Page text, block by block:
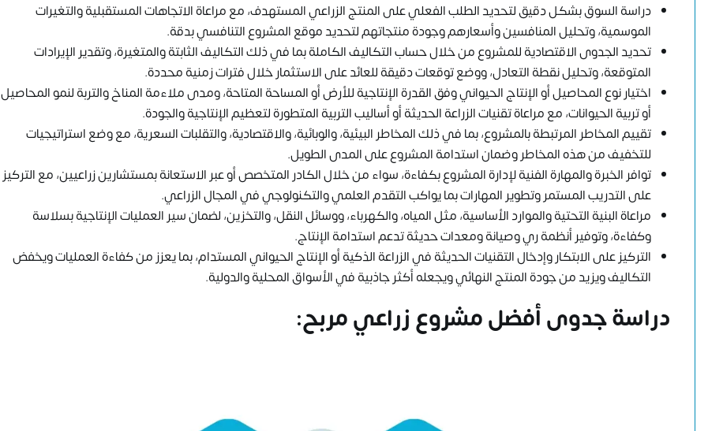
دراسة السوق بشكل دقيق لتحديد الطلب الفعلي على المنتج الزراعي المستهدف، مع مراعاة الاتجاهات المستقبلية والتغيرات
الموسمية، وتحليل المنافسين وأسعارهم وجودة منتجاتهم لتحديد موقع المشروع التنافسي بدقة.
تحديد الجدوى الاقتصادية للمشروع من خلال حساب التكاليف الكاملة بما في ذلك التكاليف الثابتة والمتغيرة، وتقدير الإيرادات
المتوقعة، وتحليل نقطة التعادل، ووضع توقعات دقيقة للعائد على الاستثمار خلال فترات زمنية محددة.
اختيار نوع المحاصيل أو الإنتاج الحيواني وفق القدرة الإنتاجية للأرض أو المساحة المتاحة، ومدى ملاءمة المناخ والتربة لنمو المحاصيل
أو تربية الحيوانات، مع مراعاة تقنيات الزراعة الحديثة أو أساليب التربية المتطورة لتعظيم الإنتاجية والجودة.
تقييم المخاطر المرتبطة بالمشروع، بما في ذلك المخاطر البيئية، والوبائية، والاقتصادية، والتقلبات السعرية، مع وضع استراتيجيات
للتخفيف من هذه المخاطر وضمان استدامة المشروع على المدى الطويل.
توافر الخبرة والمهارة الفنية لإدارة المشروع بكفاءة، سواء من خلال الكادر المتخصص أو عبر الاستعانة بمستشارين زراعيين، مع التركيز
على التدريب المستمر وتطوير المهارات بما يواكب التقدم العلمي والتكنولوجي في المجال الزراعي.
مراعاة البنية التحتية والموارد الأساسية، مثل المياه، والكهرباء، ووسائل النقل، والتخزين، لضمان سير العمليات الإنتاجية بسلاسة
وكفاءة، وتوفير أنظمة ري وصيانة ومعدات حديثة تدعم استدامة الإنتاج.
التركيز على الابتكار وإدخال التقنيات الحديثة في الزراعة الذكية أو الإنتاج الحيواني المستدام، بما يعزز من كفاءة العمليات ويخفض
التكاليف ويزيد من جودة المنتج النهائي ويجعله أكثر جاذبية في الأسواق المحلية والدولية.
دراسة جدوى أفضل مشروع زراعي مربح: